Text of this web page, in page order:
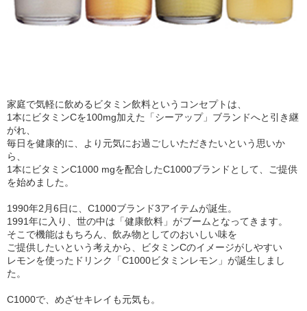
家庭で気軽に飲めるビタミン飲料というコンセプトは、
1本にビタミンCを100mg加えた「シーアップ」ブランドへと引き継
がれ、
毎日を健康的に、より元気にお過ごしいただきたいという思いか
ら、
1本にビタミンC1000 mgを配合したC1000ブランドとして、ご提供
を始めました。
1990年2月6日に、C1000ブランド3アイテムが誕生。
1991年に入り、世の中は「健康飲料」がブームとなってきます。
そこで機能はもちろん、飲み物としてのおいしい味を
ご提供したいという考えから、ビタミンCのイメージがしやすい
レモンを使ったドリンク「C1000ビタミンレモン」が誕生しまし
た。
C1000で、めざせキレイも元気も。